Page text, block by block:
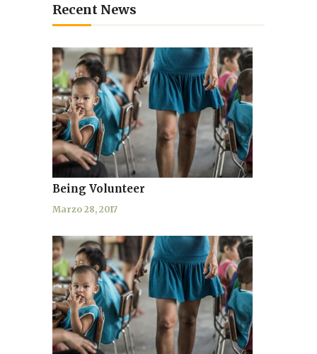
Recent News
Being Volunteer
Marzo 28, 2017